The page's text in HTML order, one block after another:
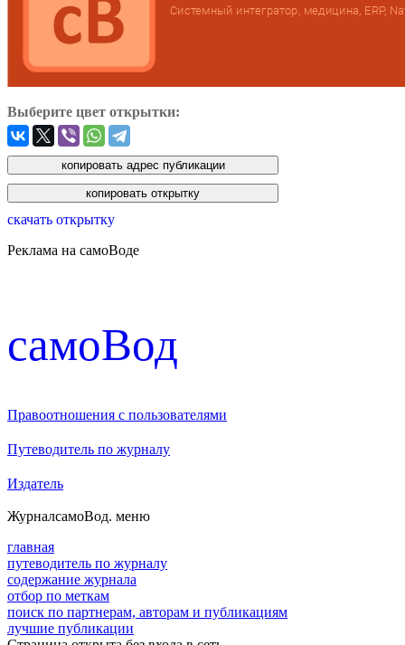
Выберите цвет открытки:
скачать открытку
Реклама на самоВоде
cамоВод
Правоотношения с пользователями
Путеводитель по журналу
Издатель
ЖурналсамоВод. меню
главная
путеводитель по журналу
содержание журнала
отбор по меткам
поиск по партнерам, авторам и публикациям
лучшие публикации